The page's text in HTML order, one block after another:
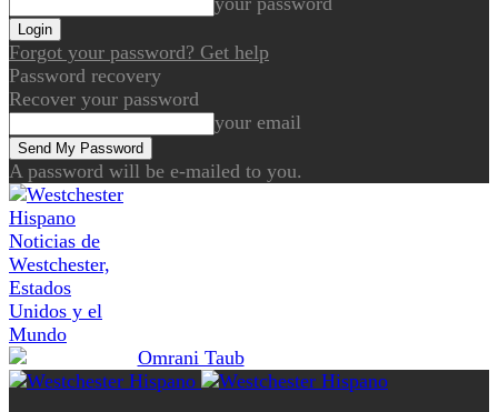
Forgot your password? Get help
Password recovery
Recover your password
your email
A password will be e-mailed to you.
Noticias de
Westchester,
Estados
Unidos y el
Mundo